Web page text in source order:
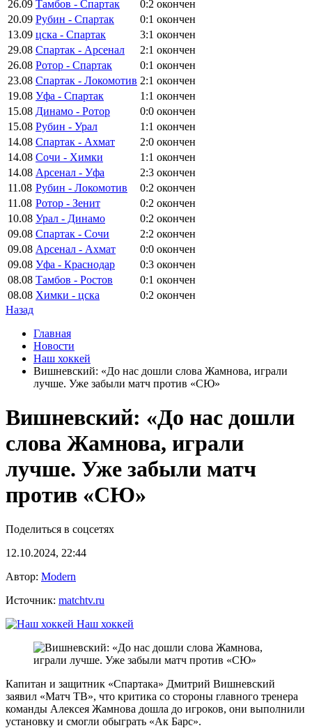
26.09 Тамбов - Спартак 0:2 окончен
20.09 Рубин - Спартак 0:1 окончен
13.09 цска - Спартак 3:1 окончен
29.08 Спартак - Арсенал 2:1 окончен
26.08 Ротор - Спартак 0:1 окончен
23.08 Спартак - Локомотив 2:1 окончен
19.08 Уфа - Спартак 1:1 окончен
15.08 Динамо - Ротор 0:0 окончен
15.08 Рубин - Урал 1:1 окончен
14.08 Спартак - Ахмат 2:0 окончен
14.08 Сочи - Химки 1:1 окончен
14.08 Арсенал - Уфа 2:3 окончен
11.08 Рубин - Локомотив 0:2 окончен
11.08 Ротор - Зенит 0:2 окончен
10.08 Урал - Динамо 0:2 окончен
09.08 Спартак - Сочи 2:2 окончен
09.08 Арсенал - Ахмат 0:0 окончен
09.08 Уфа - Краснодар 0:3 окончен
08.08 Тамбов - Ростов 0:1 окончен
08.08 Химки - цска 0:2 окончен
Назад
Главная
Новости
Наш хоккей
Вишневский: «До нас дошли слова Жамнова, играли
лучше. Уже забыли матч против «СЮ»
Вишневский: «До нас дошли
слова Жамнова, играли
лучше. Уже забыли матч
против «СЮ»
Поделиться в соцсетях
12.10.2024, 22:44
Автор: Modern
Источник: matchtv.ru
Наш хоккей
Капитан и защитник «Спартака» Дмитрий Вишневский
заявил «Матч ТВ», что критика со стороны главного тренера
команды Алексея Жамнова дошла до игроков, они выполнили
установку и смогли обыграть «Ак Барс».